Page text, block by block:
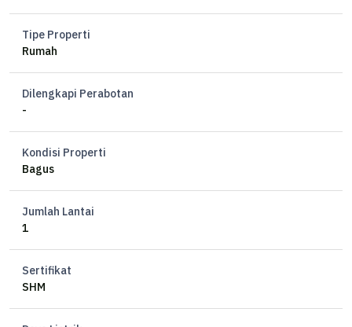
Dekat sekali ke jalan raya
Listrik 1300 watt
Tipe Properti
Rumah
Dilengkapi Perabotan
-
Kondisi Properti
Bagus
Jumlah Lantai
1
Sertifikat
SHM